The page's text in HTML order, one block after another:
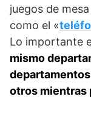
juegos de
como el «
Lo importante
mismo
otros mientras